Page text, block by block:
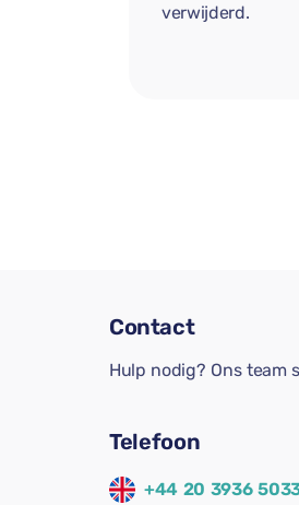
verwijderd.
Contact
Hulp nodig? Ons team
Telefoon
+44 20 3936